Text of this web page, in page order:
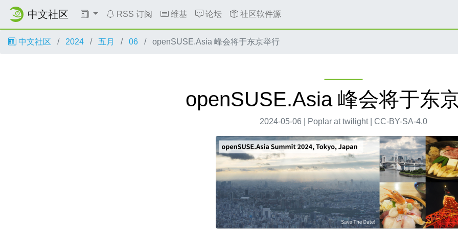
中文社区 RSS 订阅 维基 论坛 社区软件源
中文社区 2024 五月 06 openSUSE.Asia 峰会将于东京举行
openSUSE.Asia 峰会将于东
2024-05-06 | Poplar at twilight | CC-BY-SA-4.0